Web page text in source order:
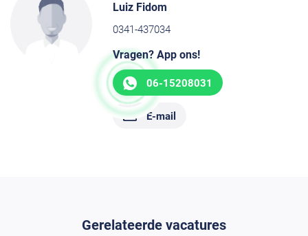
Luiz Fidom
0341-437034
Vragen? App ons!
06-15208031
E-mail
Gerelateerde vacatures